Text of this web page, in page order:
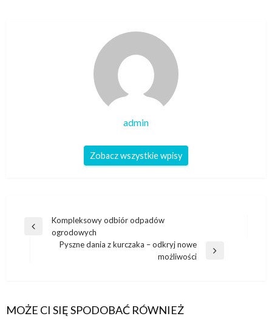
admin
Zobacz wszystkie wpisy
Nawigacja
wpisu
Poprzedni
Kompleksowy odbiór odpadów
ogrodowych
Pyszne dania z kurczaka – odkryj nowe
możliwości
MOŻE CI SIĘ SPODOBAĆ RÓWNIEŻ